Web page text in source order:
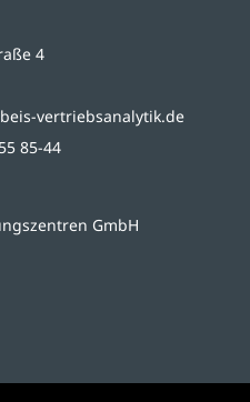
4
vertriebsanalytik.de
85-44
GmbH